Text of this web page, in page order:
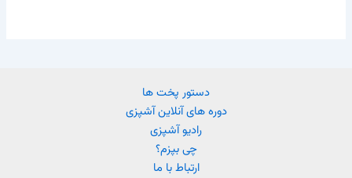
دستور پخت ها
دوره های آنلاین آشپزی
رادیو آشپزی
چی بپزم؟
ارتباط با ما